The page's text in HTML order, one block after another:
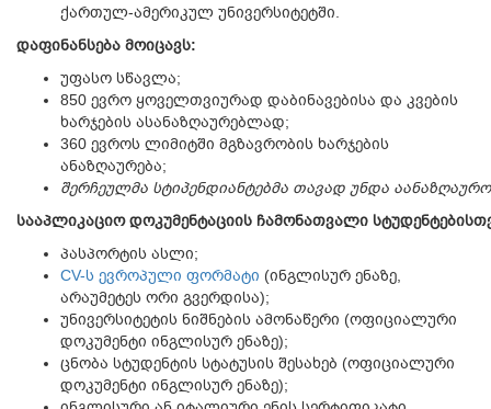
ქართულ-ამერიკულ უნივერსიტეტში.
დაფინანსება მოიცავს:
უფასო სწავლა;
850 ევრო ყოველთვიურად დაბინავებისა და კვების
ხარჯების ასანაზღაურებლად;
360 ევროს ლიმიტში მგზავრობის ხარჯების
ანაზღაურება;
შერჩეულმა სტიპენდიანტებმა თავად უნდა
სააპლიკაციო დოკუმენტაციის ჩამონათვალი
პასპორტის ასლი;
CV-ს ევროპული ფორმატი (ინგლისურ ენაზე,
არაუმეტეს ორი გვერდისა);
უნივერსიტეტის ნიშნების ამონაწერი (ოფიციალური
დოკუმენტი ინგლისურ ენაზე);
ცნობა სტუდენტის სტატუსის შესახებ (ოფიციალური
დოკუმენტი ინგლისურ ენაზე);